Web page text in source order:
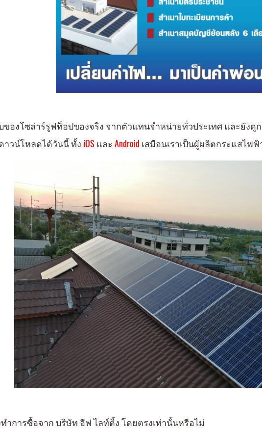
ของโซล่าร์รูฟท็อปของจริง จากตัวแทนจำหน่ายทั่วประเทศ และยังดู
าวน์โหลดได้วันนี้ ทั้ง iOS และ Android เสมือนเราเป็นผู้ผลิตกระแสไฟฟ้
ำการซื้อจาก บริษัท อีฟ ไลท์ติ้ง โดยตรงเท่านั้นหรือไม่